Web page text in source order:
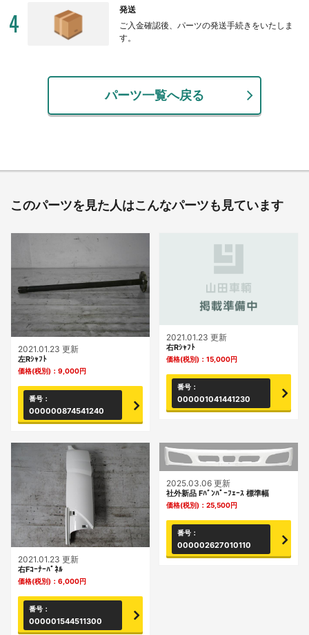
4
発送
ご入金確認後、パーツの発送手続きをいたしま
す。
パーツ一覧へ戻る
このパーツを見た人はこんなパーツも見ています
2021.01.23 更新
左Rｼｬﾌﾄ
価格(税別)： 9,000円
番号：
000000874541240
2021.01.23 更新
右Rｼｬﾌﾄ
価格(税別)：15,000円
番号：
000001041441230
2021.01.23 更新
右Fｺｰﾅｰﾊﾟﾈﾙ
価格(税別)： 6,000円
番号：
000001544511300
2025.03.06 更新
社外新品 Fﾊﾞﾝﾊﾟｰﾌｪｰｽ 標準幅
価格(税別)：25,500円
番号：
000002627010110